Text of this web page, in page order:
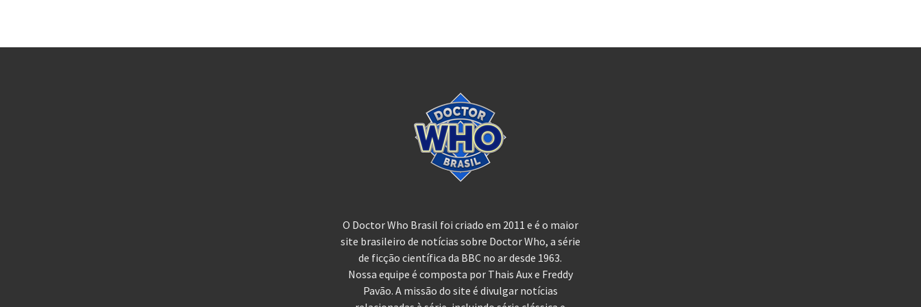
O Doctor Who Brasil foi criado em 2011 e é o maior
site brasileiro de notícias sobre Doctor Who, a série
de ficção científica da BBC no ar desde 1963.
Nossa equipe é composta por Thais Aux e Freddy
Pavão. A missão do site é divulgar notícias